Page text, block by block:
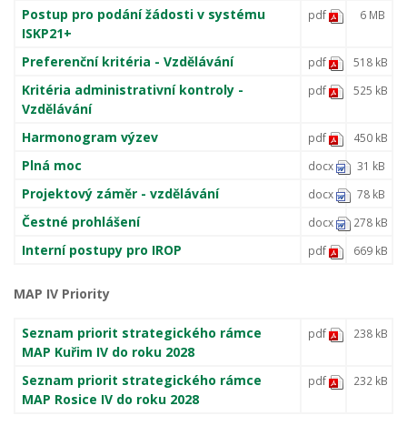
Postup pro podání žádosti v systému
ISKP21+
pdf 6 MB
Preferenční kritéria - Vzdělávání pdf 518 kB
Kritéria administrativní kontroly -
Vzdělávání
pdf 525 kB
Harmonogram výzev pdf 450 kB
Plná moc docx 31 kB
Projektový záměr - vzdělávání docx 78 kB
Čestné prohlášení docx 278 kB
Interní postupy pro IROP pdf 669 kB
MAP IV Priority
Seznam priorit strategického rámce
MAP Kuřim IV do roku 2028
pdf 238 kB
Seznam priorit strategického rámce
MAP Rosice IV do roku 2028
pdf 232 kB